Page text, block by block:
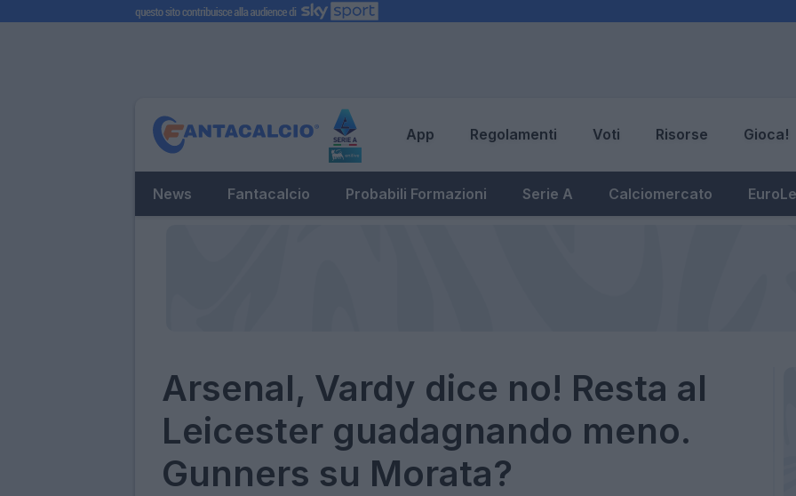
App Regolamenti Voti Risorse Gioca!
News Fantacalcio Probabili Formazioni Serie A Calciomercato
Arsenal, Vardy dice no! Resta al
Leicester guadagnando meno.
Gunners su Morata?